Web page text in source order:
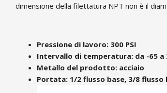
dimensione della filettatura NPT non è il
Pressione di lavoro: 300 PSI
Intervallo di temperatura: da -65 a
Metallo del prodotto: acciaio
Portata: 1/2 flusso base, 3/8 flusso